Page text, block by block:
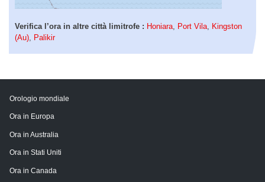
Verifica l’ora in altre città limitrofe : Honiara, Port Vila, Kingston
(Au), Palikir
Orologio mondiale
Ora in Europa
Ora in Australia
Ora in Stati Uniti
Ora in Canada